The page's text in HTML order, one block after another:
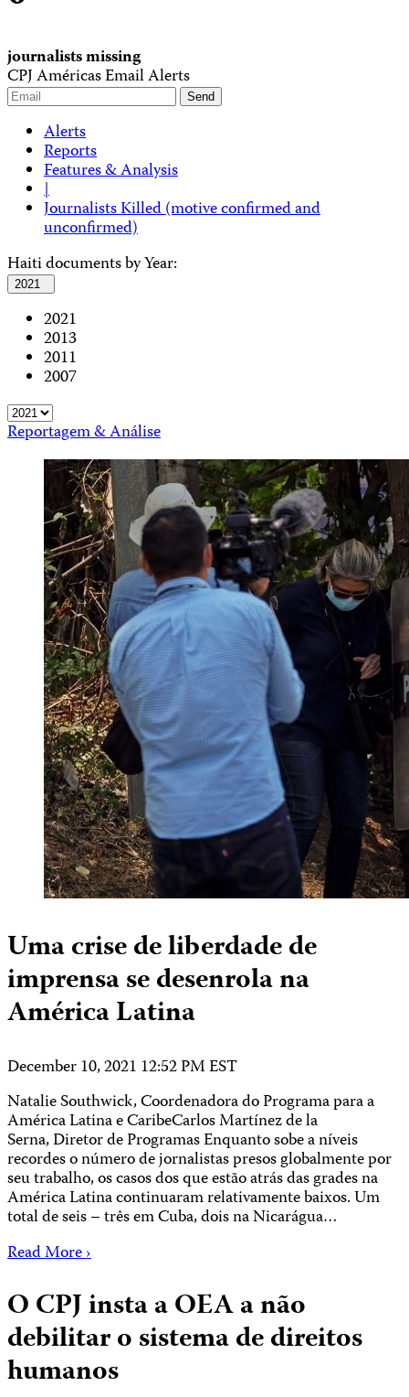
journalists missing
CPJ Américas Email Alerts
Alerts
Reports
Features & Analysis
|
Journalists Killed (motive confirmed and
unconfirmed)
Haiti documents by Year:
2021
2021
2013
2011
2007
Reportagem & Análise
Uma crise de liberdade de
imprensa se desenrola na
América Latina
December 10, 2021 12:52 PM EST
Natalie Southwick, Coordenadora do Programa para a
América Latina e CaribeCarlos Martínez de la
Serna, Diretor de Programas Enquanto sobe a níveis
recordes o número de jornalistas presos globalmente por
seu trabalho, os casos dos que estão atrás das grades na
América Latina continuaram relativamente baixos. Um
total de seis – três em Cuba, dois na Nicarágua…
Read More ›
O CPJ insta a OEA a não
debilitar o sistema de direitos
humanos